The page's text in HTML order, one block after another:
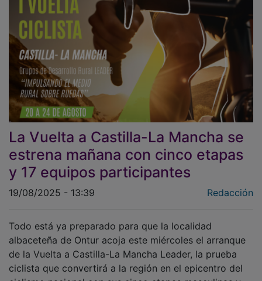
La Vuelta a Castilla-La Mancha se
estrena mañana con cinco etapas
y 17 equipos participantes
19/08/2025 - 13:39
albaceteña de Ontur acoja este miércoles el arranque
de la Vuelta a Castilla-La Mancha Leader, la prueba
ciclista que convertirá a la región en el epicentro del
ciclismo nacional con sus cinco etapas masculinas y